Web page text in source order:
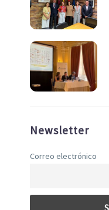
Newsletter
Correo electrónico